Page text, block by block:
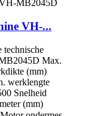
VH-...
technische
Max.
(mm)
werklengte
Snelheid
(mm)